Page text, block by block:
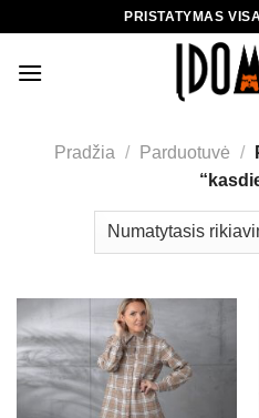
content
PRISTATYMAS
Pradžia / Parduotuvė /